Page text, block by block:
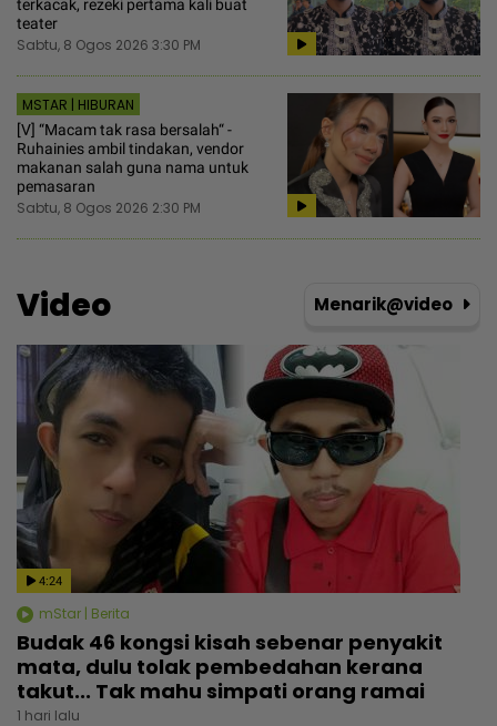
terkacak, rezeki pertama kali buat
teater
Sabtu, 8 Ogos 2026 3:30 PM
MSTAR | HIBURAN
[V] “Macam tak rasa bersalah“ -
Ruhainies ambil tindakan, vendor
makanan salah guna nama untuk
pemasaran
Sabtu, 8 Ogos 2026 2:30 PM
Video Menarik@video
4:24
mStar | Berita
Budak 46 kongsi kisah sebenar penyakit
mata, dulu tolak pembedahan kerana
takut... Tak mahu simpati orang ramai
1 hari lalu